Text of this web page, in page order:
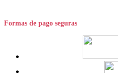
Formas de pago seguras